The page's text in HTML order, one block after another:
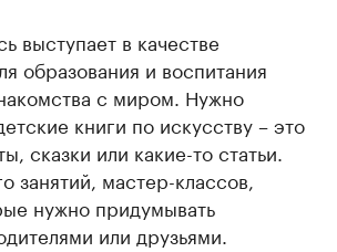
выступает в качестве
образования и воспитания
с миром. Нужно
книги по искусству – это
сказки или какие-то статьи.
занятий, мастер-классов,
нужно придумывать
или друзьями.